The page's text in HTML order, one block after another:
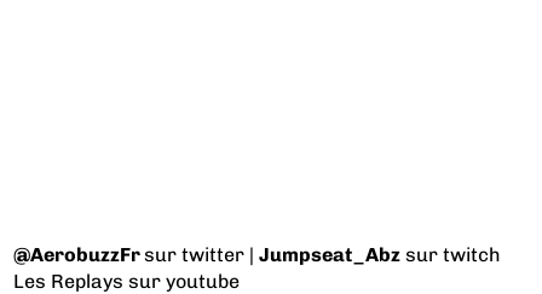
@AerobuzzFrsur twitter |Jumpseat_Abz sur twitch
Les Replays sur youtube